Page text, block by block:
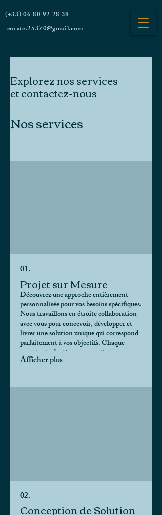
(+33)06 80 92 28 38
curate.25370@gmail.com
Explorez nos services
et contactez-nous
Nos services
01.
Projet sur Mesure
Découvrez une approche entièrement
personnalisée pour vos besoins spécifiques.
Nous travaillons en étroite collaboration
avec vous pour concevoir, développer et
livrer une solution unique qui correspond
parfaitement à vos objectifs. Chaque
aspect est adapté pour garantir une
efficacité maximale et une satisfaction
Afficher plus
02.
Conception de Solution